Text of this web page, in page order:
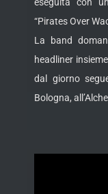
eseguita con
“Pirates Over
La band
headliner
dal giorno
Bologna,